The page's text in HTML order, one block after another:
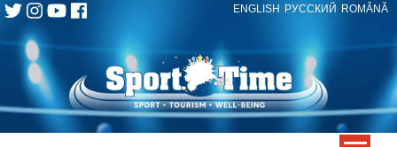
ENGLISH РУССКИЙ ROMÂNĂ
Skip
content